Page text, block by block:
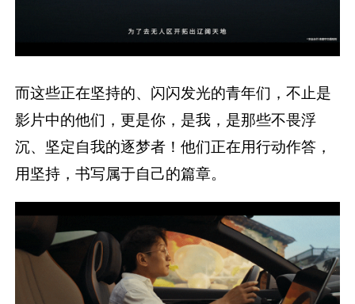
而这些正在坚持的、闪闪发光的青年们，不止是
影片中的他们，更是你，是我，是那些不畏浮
沉、坚定自我的逐梦者！他们正在用行动作答，
用坚持，书写属于自己的篇章。